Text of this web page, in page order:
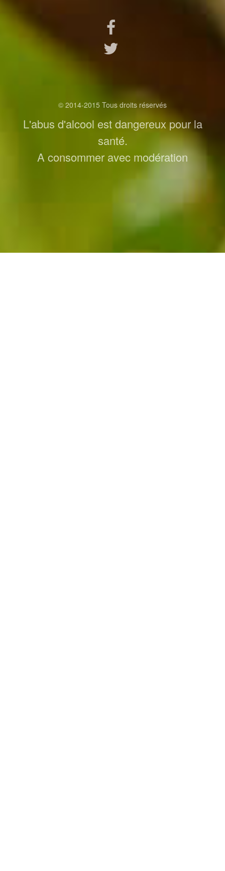
© 2014-2015 Tous droits réservés
L'abus d'alcool est dangereux pour la
santé.
A consommer avec modération